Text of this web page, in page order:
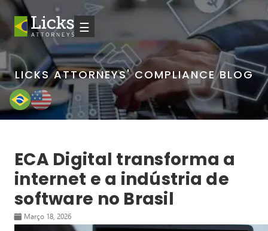
☰
LICKS ATTORNEYS' COMPLIANCE BLOG
ECA Digital transforma a
internet e a indústria de
software no Brasil
Março 18, 2026